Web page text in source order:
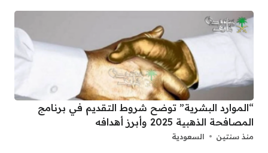
“الموارد البشرية” توضح شروط التقديم في برنامج
المصافحة الذهبية 2025 وأبرز أهدافه
منذ سنتين السعودية